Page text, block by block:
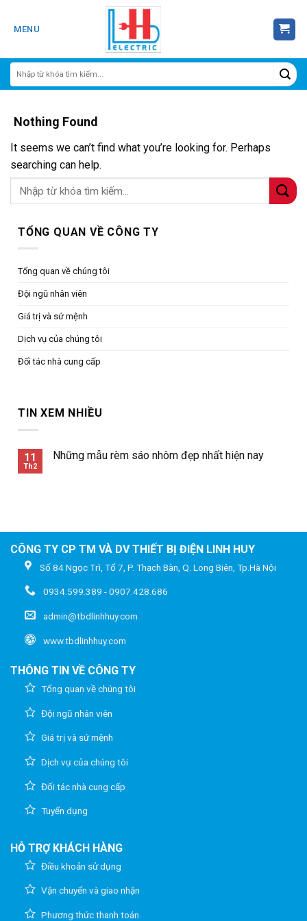
MENU
Nothing Found
It seems we can’t find what you’re looking for. Perhaps
searching can help.
TỔNG QUAN VỀ CÔNG TY
Tổng quan về chúng tôi
Đội ngũ nhân viên
Giá trị và sứ mệnh
Dịch vụ của chúng tôi
Đối tác nhà cung cấp
TIN XEM NHIỀU
11
Th2
Những mẫu rèm sáo nhôm đẹp nhất hiện nay
CÔNG TY CP TM VÀ DV THIẾT BỊ ĐIỆN LINH HUY
Số 84 Ngọc Trì, Tổ 7, P. Thạch Bàn, Q. Long Biên, Tp.Hà Nội
0934.599.389 - 0907.428.686
admin@tbdlinhhuy.com
www.tbdlinhhuy.com
THÔNG TIN VỀ CÔNG TY
Tổng quan về chúng tôi
Đội ngũ nhân viên
Giá trị và sứ mệnh
Dịch vụ của chúng tôi
Đối tác nhà cung cấp
Tuyển dụng
HỖ TRỢ KHÁCH HÀNG
Điều khoản sử dụng
Vận chuyển và giao nhận
Phương thức thanh toán